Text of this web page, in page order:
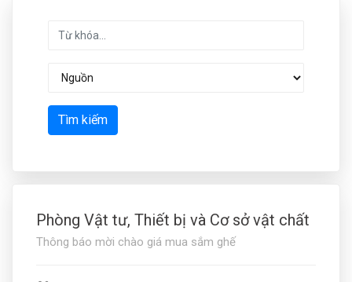
Tìm kiếm
Phòng Vật tư, Thiết bị và Cơ sở vật chất
Thông báo mời chào giá mua sắm ghế